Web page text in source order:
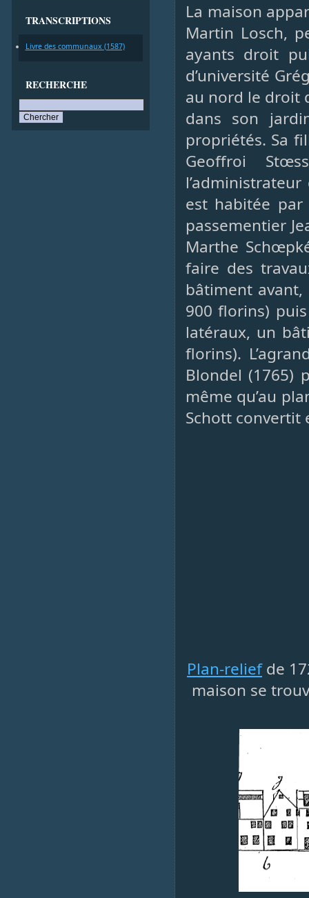
TRANSCRIPTIONS
Livre des communaux (1587)
RECHERCHE
La maison
Martin Losch,
ayants droit
d’université
au nord le droit
dans son
propriétés. Sa
Geoffroi
est habitée
passementier
Marthe
faire des
bâtiment
900 florins)
latéraux, un
florins).
Blondel (1765)
même qu’au
Schott convertit
Plan-reliefde
maison se